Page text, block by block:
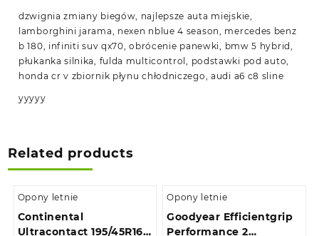
dzwignia zmiany biegów, najlepsze auta miejskie,
lamborghini jarama, nexen nblue 4 season, mercedes benz
b 180, infiniti suv qx70, obrócenie panewki, bmw 5 hybrid,
płukanka silnika, fulda multicontrol, podstawki pod auto,
honda cr v zbiornik płynu chłodniczego, audi a6 c8 sline
yyyyy
Related products
Opony letnie
Continental
Ultracontact 195/45R16
Opony letnie
Goodyear Efficientgrip
Performance 2